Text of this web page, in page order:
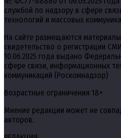
службой по надзору в сфере
технологий и массовых
На сайте размещаются
свидетельство о регистрации
10.06.2025 года выдано
сфере связи, информационных
коммуникаций (Роскомнадзор)
Возрастные ограничения 18+
Мнение редакции может не
авторов.